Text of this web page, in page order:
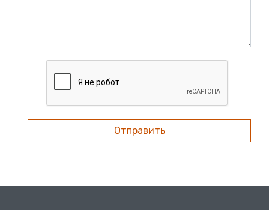
Отправить